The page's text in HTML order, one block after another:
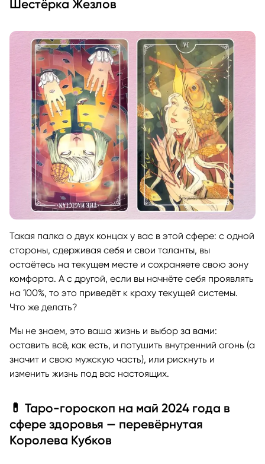
Шестёрка Жезлов
Такая палка о двух концах у вас в этой сфере: с одной
стороны, сдерживая себя и свои таланты, вы
остаётесь на текущем месте и сохраняете свою зону
комфорта. А с другой, если вы начнёте себя проявлять
на 100%, то это приведёт к краху текущей системы.
Что же делать?
Мы не знаем, это ваша жизнь и выбор за вами:
оставить всё, как есть, и потушить внутренний огонь (а
значит и свою мужскую часть), или рискнуть и
изменить жизнь под вас настоящих.
💊 Таро-гороскоп на май 2024 года в
сфере здоровья — перевёрнутая
Королева Кубков